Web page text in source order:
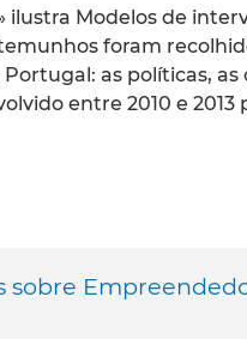
ilustra Modelos de
foram
as políticas, as
entre 2010 e 2013
sobre